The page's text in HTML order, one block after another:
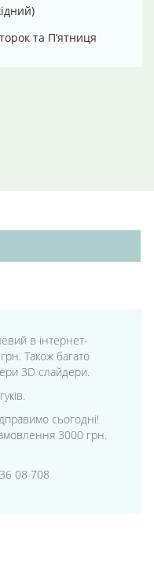
та П’ятниця
в інтернет-
Також багато
3D слайдери.
сьогодні!
3000 грн.
08 708